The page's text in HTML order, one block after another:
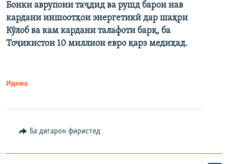
Бонки аврупоии таҷдид ва рушд барои нав
кардани иншоотҳои энергетикӣ дар шаҳри
Кӯлоб ва кам кардани талафоти барқ, ба
Тоҷикистон 10 миллион евро қарз медиҳад.
Идома
Ба дигарон фиристед